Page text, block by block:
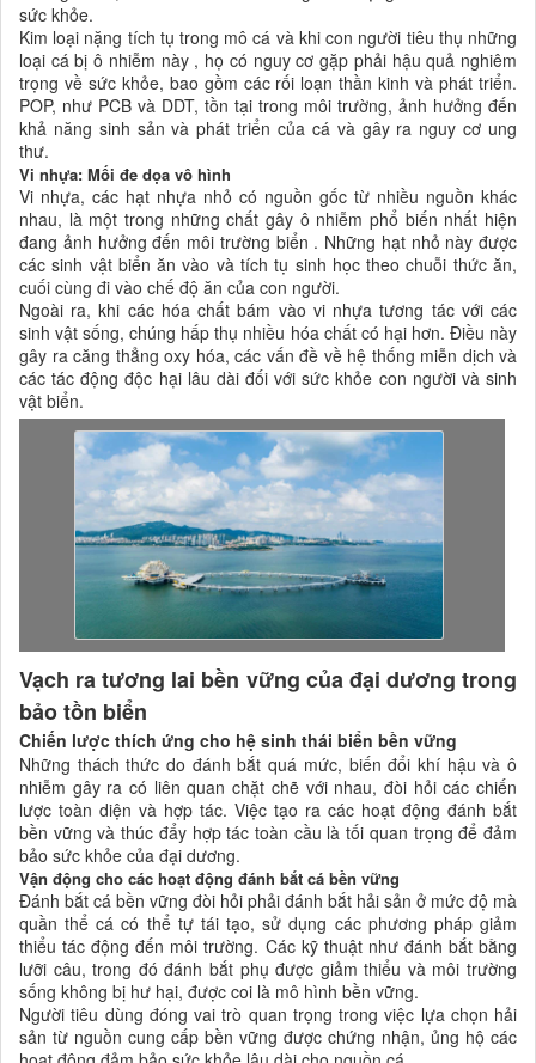
sức khỏe.
Kim loại nặng tích tụ trong mô cá và khi con người tiêu thụ những
loại cá bị ô nhiễm này , họ có nguy cơ gặp phải hậu quả nghiêm
trọng về sức khỏe, bao gồm các rối loạn thần kinh và phát triển.
POP, như PCB và DDT, tồn tại trong môi trường, ảnh hưởng đến
khả năng sinh sản và phát triển của cá và gây ra nguy cơ ung
thư.
Vi nhựa: Mối đe dọa vô hình
Vi nhựa, các hạt nhựa nhỏ có nguồn gốc từ nhiều nguồn khác
nhau, là một trong những chất gây ô nhiễm phổ biến nhất hiện
đang ảnh hưởng đến môi trường biển . Những hạt nhỏ này được
các sinh vật biển ăn vào và tích tụ sinh học theo chuỗi thức ăn,
cuối cùng đi vào chế độ ăn của con người.
Ngoài ra, khi các hóa chất bám vào vi nhựa tương tác với các
sinh vật sống, chúng hấp thụ nhiều hóa chất có hại hơn. Điều này
gây ra căng thẳng oxy hóa, các vấn đề về hệ thống miễn dịch và
các tác động độc hại lâu dài đối với sức khỏe con người và sinh
vật biển.
Vạch ra tương lai bền vững của đại dương trong
bảo tồn biển
Chiến lược thích ứng cho hệ sinh thái biển bền vững
Những thách thức do đánh bắt quá mức, biến đổi khí hậu và ô
nhiễm gây ra có liên quan chặt chẽ với nhau, đòi hỏi các chiến
lược toàn diện và hợp tác. Việc tạo ra các hoạt động đánh bắt
bền vững và thúc đẩy hợp tác toàn cầu là tối quan trọng để đảm
bảo sức khỏe của đại dương.
Vận động cho các hoạt động đánh bắt cá bền vững
Đánh bắt cá bền vững đòi hỏi phải đánh bắt hải sản ở mức độ mà
quần thể cá có thể tự tái tạo, sử dụng các phương pháp giảm
thiểu tác động đến môi trường. Các kỹ thuật như đánh bắt bằng
lưỡi câu, trong đó đánh bắt phụ được giảm thiểu và môi trường
sống không bị hư hại, được coi là mô hình bền vững.
Người tiêu dùng đóng vai trò quan trọng trong việc lựa chọn hải
sản từ nguồn cung cấp bền vững được chứng nhận, ủng hộ các